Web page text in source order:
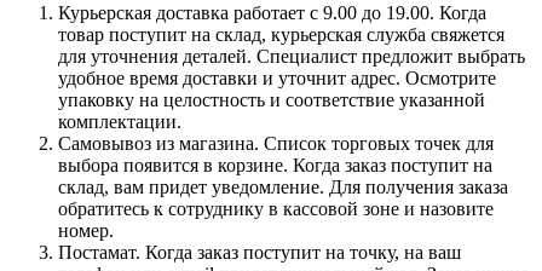
Курьерская доставка работает с 9.00 до 19.00. Когда
товар поступит на склад, курьерская служба свяжется
для уточнения деталей. Специалист предложит выбрать
удобное время доставки и уточнит адрес. Осмотрите
упаковку на целостность и соответствие указанной
комплектации.
Самовывоз из магазина. Список торговых точек для
выбора появится в корзине. Когда заказ поступит на
склад, вам придет уведомление. Для получения заказа
обратитесь к сотруднику в кассовой зоне и назовите
номер.
Постамат. Когда заказ поступит на точку, на ваш